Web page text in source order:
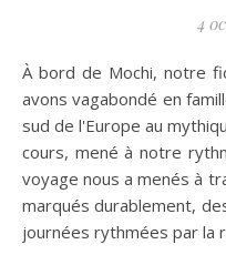
4
À bord de Mochi, notre fidèle compagnon de route, nous
avons vagabondé en
sud de l'Europe au
cours, mené à notre
voyage nous a menés à
marqués durablement,
journées rythmées par la